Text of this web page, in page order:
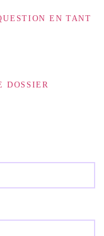
EN TANT
DOSSIER